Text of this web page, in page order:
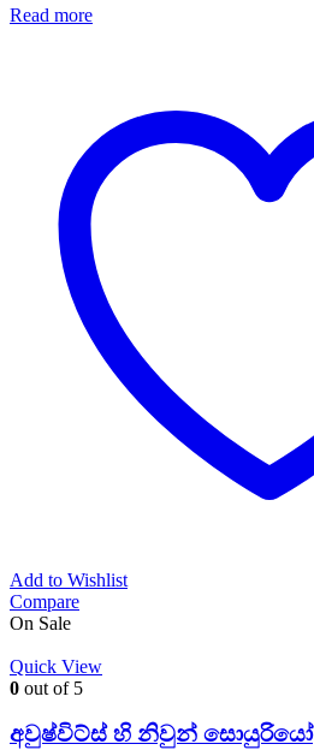
Read more
Add to Wishlist
Compare
On Sale
Quick View
0 out of 5
අවුෂ්විට්ස් හි නිවුන් සොයුරියෝ